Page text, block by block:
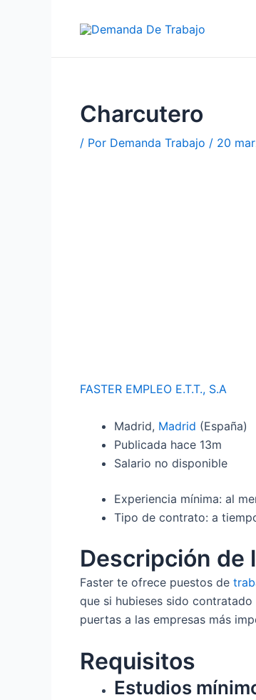
Charcutero
/ Por Demanda Trabajo / 20
FASTER EMPLEO E.T.T., S.A
Madrid, Madrid (España)
Publicada hace 13m
Salario no disponible
Experiencia mínima: al
Tipo de contrato: a
Descripción de
Faster te ofrece puestos de
que si hubieses sido
puertas a las empresas más
Requisitos
Estudios